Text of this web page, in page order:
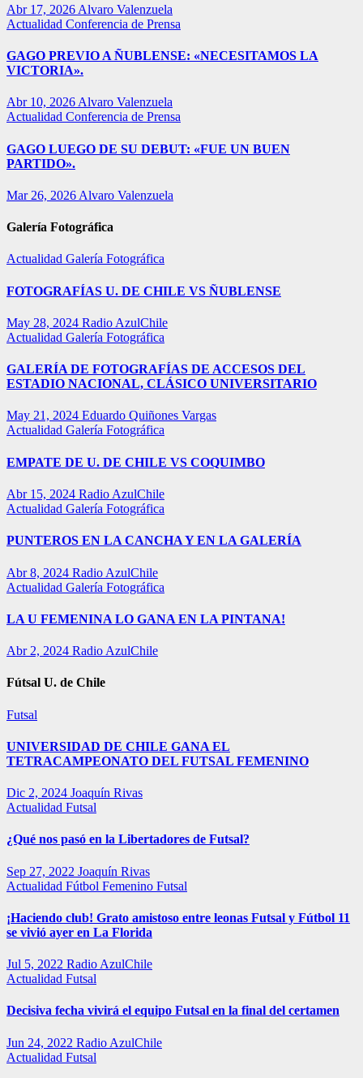
Abr 17, 2026 Alvaro Valenzuela
Actualidad Conferencia de Prensa
GAGO PREVIO A ÑUBLENSE: «NECESITAMOS LA
VICTORIA».
Abr 10, 2026 Alvaro Valenzuela
Actualidad Conferencia de Prensa
GAGO LUEGO DE SU DEBUT: «FUE UN BUEN
PARTIDO».
Mar 26, 2026 Alvaro Valenzuela
Galería Fotográfica
Actualidad Galería Fotográfica
FOTOGRAFÍAS U. DE CHILE VS ÑUBLENSE
May 28, 2024 Radio AzulChile
Actualidad Galería Fotográfica
GALERÍA DE FOTOGRAFÍAS DE ACCESOS DEL
ESTADIO NACIONAL, CLÁSICO UNIVERSITARIO
May 21, 2024 Eduardo Quiñones Vargas
Actualidad Galería Fotográfica
EMPATE DE U. DE CHILE VS COQUIMBO
Abr 15, 2024 Radio AzulChile
Actualidad Galería Fotográfica
PUNTEROS EN LA CANCHA Y EN LA GALERÍA
Abr 8, 2024 Radio AzulChile
Actualidad Galería Fotográfica
LA U FEMENINA LO GANA EN LA PINTANA!
Abr 2, 2024 Radio AzulChile
Fútsal U. de Chile
Futsal
UNIVERSIDAD DE CHILE GANA EL
TETRACAMPEONATO DEL FUTSAL FEMENINO
Dic 2, 2024 Joaquín Rivas
Actualidad Futsal
¿Qué nos pasó en la Libertadores de Futsal?
Sep 27, 2022 Joaquín Rivas
Actualidad Fútbol Femenino Futsal
¡Haciendo club! Grato amistoso entre leonas Futsal y Fútbol 11
se vivió ayer en La Florida
Jul 5, 2022 Radio AzulChile
Actualidad Futsal
Decisiva fecha vivirá el equipo Futsal en la final del certamen
Jun 24, 2022 Radio AzulChile
Actualidad Futsal